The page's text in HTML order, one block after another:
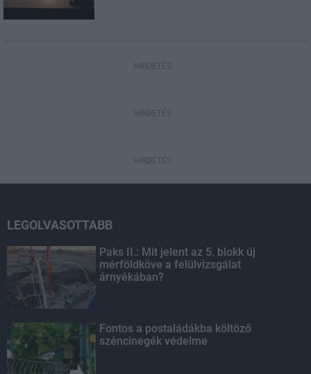
HIRDETÉS
HIRDETÉS
HIRDETÉS
LEGOLVASOTTABB
Paks II.: Mit jelent az 5. blokk új
mérföldköve a felülvizsgálat
árnyékában?
Fontos a postaládákba költöző
széncinegék védelme